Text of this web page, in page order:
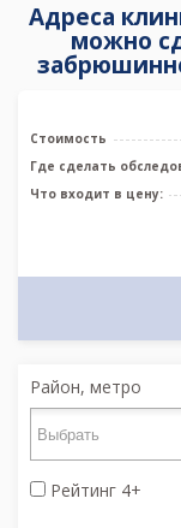
Адреса
можно
Стоимость
Где сделать
Что входит в цену:
Район, метро
Рейтинг 4+